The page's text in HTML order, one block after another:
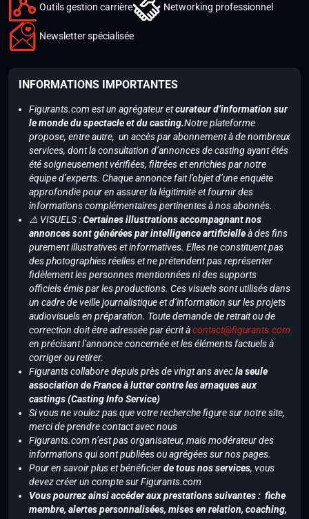
Outils gestion carrière Networking professionnel
Newsletter spécialisée
INFORMATIONS IMPORTANTES
Figurants.com est un agrégateur etcurateur d’information sur
le monde du spectacle et du casting.Notre plateforme
propose, entre autre, un accès par abonnement à de nombreux
services, dont la consultation d’annonces de casting ayant étés
été soigneusement vérifiées, filtrées et enrichies par notre
équipe d’experts. Chaque annonce fait l’objet d’une enquête
approfondie pour en assurer la légitimité et fournir des
informations complémentaires pertinentes à nos abonnés.
⚠️ VISUELS :Certaines illustrations accompagnant nos
annonces sont générées par intelligence artificielleà des fins
purement illustratives et informatives. Elles ne constituent pas
des photographies réelles et ne prétendent pas représenter
fidèlement les personnes mentionnées ni des supports
officiels émis par les productions. Ces visuels sont utilisés dans
un cadre de veille journalistique et d’information sur les projets
audiovisuels en préparation. Toute demande de retrait ou de
correction doit être adressée par écrit àcontact@figurants.com
en précisant l’annonce concernée et les éléments factuels à
corriger ou retirer.
Figurants collabore depuis près de vingt ans avecla seule
association de France à lutter contre les arnaques aux
castings (Casting Info Service)
Si vous ne voulez pas que votre recherche figure sur notre site,
merci de prendre contact avec nous
Figurants.com n’est pas organisateur, mais modérateur des
informations qui sont publiées ou agrégées sur nos pages.
Pour en savoir plus et bénéficierde tous nos services, vous
devez créer un compte sur Figurants.com
Vous pourrez ainsi accéder aux prestations suivantes : fiche
membre, alertes personnalisées, mises en relation, coaching,